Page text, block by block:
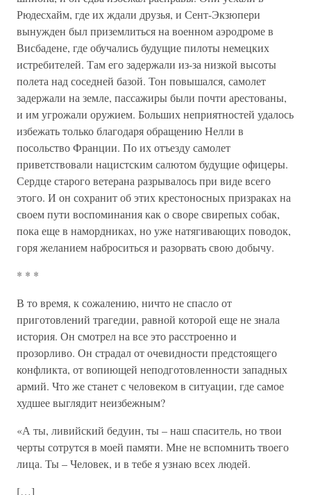
Рюдесхайм, где их ждали друзья, и Сент-Экзюпери
вынужден был приземлиться на военном аэродроме в
Висбадене, где обучались будущие пилоты немецких
истребителей. Там его задержали из-за низкой высоты
полета над соседней базой. Тон повышался, самолет
задержали на земле, пассажиры были почти арестованы,
и им угрожали оружием. Больших неприятностей удалось
избежать только благодаря обращению Нелли в
посольство Франции. По их отъезду самолет
приветствовали нацистским салютом будущие офицеры.
Сердце старого ветерана разрывалось при виде всего
этого. И он сохранит об этих крестоносных призраках на
своем пути воспоминания как о своре свирепых собак,
пока еще в намордниках, но уже натягивающих поводок,
горя желанием наброситься и разорвать свою добычу.
* * *
В то время, к сожалению, ничто не спасло от
приготовлений трагедии, равной которой еще не знала
история. Он смотрел на все это расстроенно и
прозорливо. Он страдал от очевидности предстоящего
конфликта, от вопиющей неподготовленности западных
армий. Что же станет с человеком в ситуации, где самое
худшее выглядит неизбежным?
«А ты, ливийский бедуин, ты – наш спаситель, но твои
черты сотрутся в моей памяти. Мне не вспомнить твоего
лица. Ты – Человек, и в тебе я узнаю всех людей.
[…]